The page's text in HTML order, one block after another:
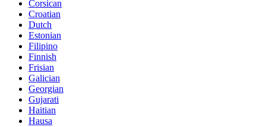
Corsican
Croatian
Dutch
Estonian
Filipino
Finnish
Frisian
Galician
Georgian
Gujarati
Haitian
Hausa